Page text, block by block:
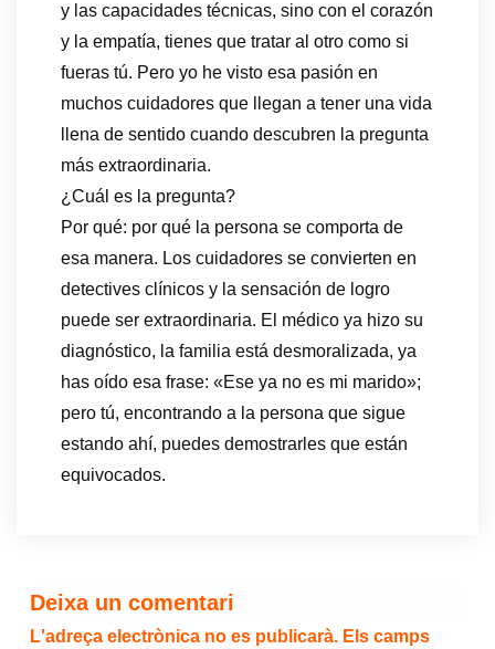
y las capacidades técnicas, sino con el corazón
y la empatía, tienes que tratar al otro como si
fueras tú. Pero yo he visto esa pasión en
muchos cuidadores que llegan a tener una vida
llena de sentido cuando descubren la pregunta
más extraordinaria.
¿Cuál es la pregunta?
Por qué: por qué la persona se comporta de
esa manera. Los cuidadores se convierten en
detectives clínicos y la sensación de logro
puede ser extraordinaria. El médico ya hizo su
diagnóstico, la familia está desmoralizada, ya
has oído esa frase: «Ese ya no es mi marido»;
pero tú, encontrando a la persona que sigue
estando ahí, puedes demostrarles que están
equivocados.
Deixa un comentari
L'adreça electrònica no es publicarà. Els camps